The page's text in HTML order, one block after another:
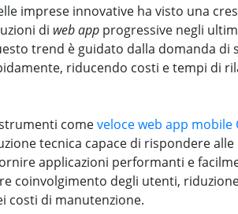
imprese innovative ha visto una
di web app progressive negli
trend è guidato dalla domanda
riducendo costi e tempi di
comeveloce web app mobile
tecnica capace di rispondere
applicazioni performanti e
coinvolgimento degli utenti,
costi di manutenzione.